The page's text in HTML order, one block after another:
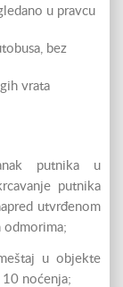
u pravcu
bez
vrata
putnika u
putnika
utvrđenom
odmorima;
u objekte
10 noćenja;